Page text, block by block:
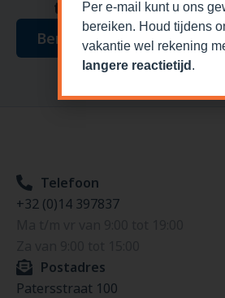
ter.be
Bericht sturen
Telefoon
+32 (0)14 397837
Postadres
Patersstraat 100
Per e-mail kunt u ons
bereiken. Houd tijdens
vakantie wel rekening
langere reactietijd .